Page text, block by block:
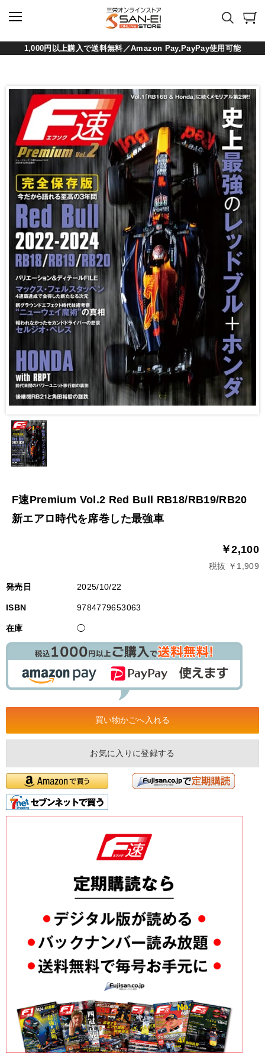
1,000円以上購入で送料無料／Amazon Pay,PayPay使用可能
F速Premium Vol.2 Red Bull RB18/RB19/RB20
新エアロ時代を席巻した最強車
￥2,100
税抜 ￥1,909
発売日 2025/10/22
ISBN 9784779653063
在庫 ◯
お気に入りに登録する